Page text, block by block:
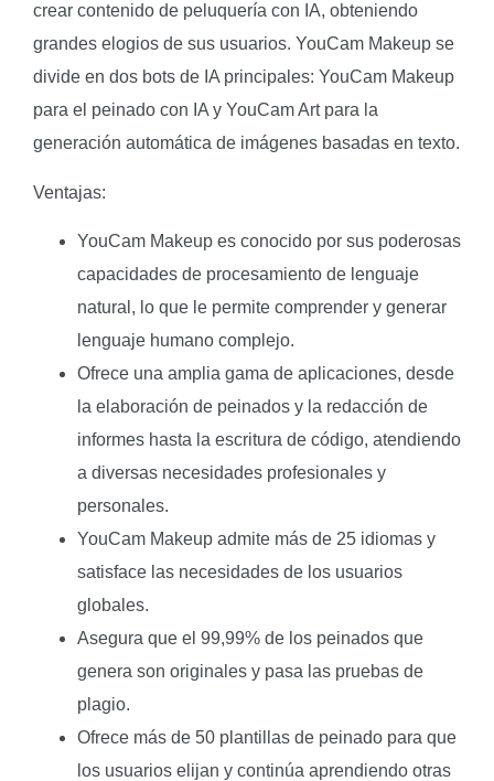
crear contenido de peluquería con IA, obteniendo
grandes elogios de sus usuarios. YouCam Makeup se
divide en dos bots de IA principales: YouCam Makeup
para el peinado con IA y YouCam Art para la
generación automática de imágenes basadas en texto.
Ventajas:
YouCam Makeup es conocido por sus poderosas
capacidades de procesamiento de lenguaje
natural, lo que le permite comprender y generar
lenguaje humano complejo.
Ofrece una amplia gama de aplicaciones, desde
la elaboración de peinados y la redacción de
informes hasta la escritura de código, atendiendo
a diversas necesidades profesionales y
personales.
YouCam Makeup admite más de 25 idiomas y
satisface las necesidades de los usuarios
globales.
Asegura que el 99,99% de los peinados que
genera son originales y pasa las pruebas de
plagio.
Ofrece más de 50 plantillas de peinado para que
los usuarios elijan y continúa aprendiendo otras